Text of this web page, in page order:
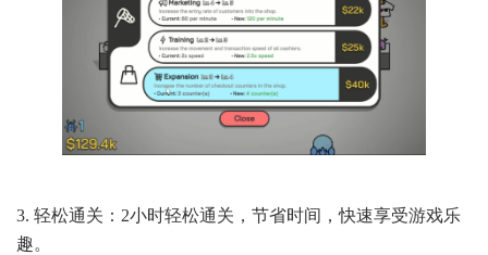
3. 轻松通关：2小时轻松通关，节省时间，快速享受游戏乐
趣。